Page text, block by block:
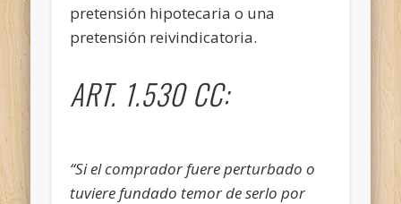
pretensión hipotecaria o una
pretensión reivindicatoria.
ART. 1.530 CC:
“Si el comprador fuere perturbado o
tuviere fundado temor de serlo por